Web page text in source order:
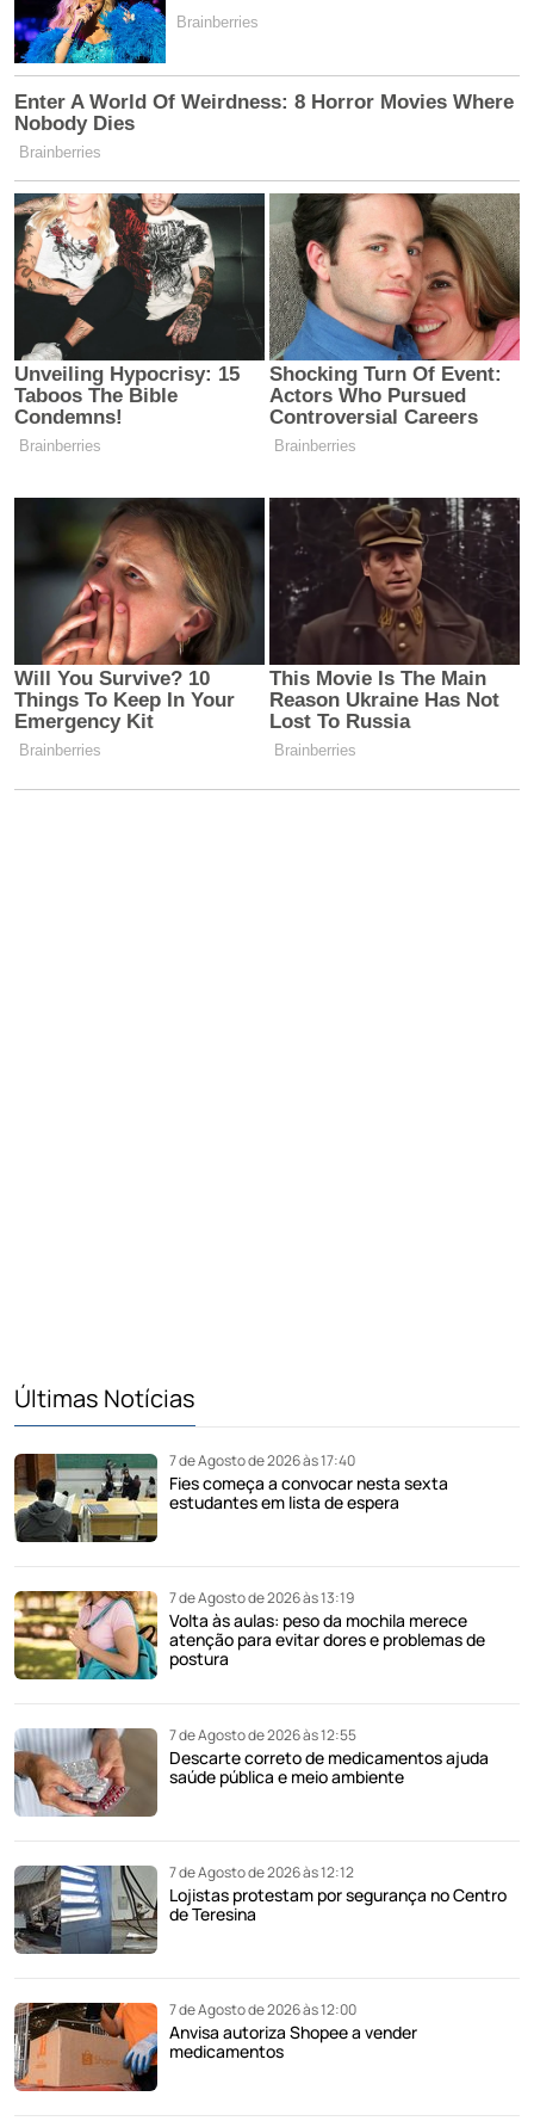
Últimas Notícias
7 de Agosto de 2026 às 17:40
Fies começa a convocar nesta sexta
estudantes em lista de espera
7 de Agosto de 2026 às 13:19
Volta às aulas: peso da mochila merece
atenção para evitar dores e problemas de
postura
7 de Agosto de 2026 às 12:55
Descarte correto de medicamentos ajuda
saúde pública e meio ambiente
7 de Agosto de 2026 às 12:12
Lojistas protestam por segurança no Centro
de Teresina
7 de Agosto de 2026 às 12:00
Anvisa autoriza Shopee a vender
medicamentos